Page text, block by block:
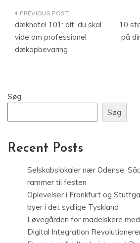
Indlægsnavigation
dækhotel 101: alt, du skal
vide om professionel
dækopbevaring
10
på
Søg
Søg
Recent Posts
Selskabslokaler nær Odense:
rammer til festen
Oplevelser i Frankfurt og
byer i det sydlige Tyskland
Løvegården for madelskere
Digital Integration